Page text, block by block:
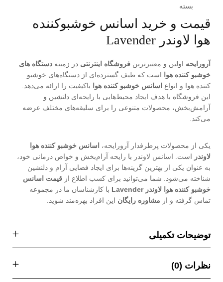
بسته
قیمت و خرید اسانس خوشبوکننده
هوا لاوندر Lavender
آرورایحه اولین و معتبرترین فروشگاه اینترنتی در زمینه دستگاه های
خوشبو کننده هوا
است که طیف گسترده‌ای از دستگاه‌های خوشبو
کننده هوا و انواع اسانس‌ خوشبو کننده هوا
باکیفیت را ارائه می‌دهد.
این فروشگاه با هدف ایجاد محیط‌هایی با رایحه‌ای دلنشین و
آرامش‌بخش، محصولات متنوعی را برای سلیقه‌های مختلف عرضه
می‌کند.
یکی از محصولات پرطرفدار آرورایحه،
اسانس خوشبو کننده هوا
لاوندر است. اسانس لاوندر با رایحه آرام‌بخش و خواص درمانی خود،
به عنوان یکی از بهترین گزینه‌ها برای ایجاد فضایی آرام و دلنشین
شناخته می‌شود. شما می‌‌‌‌‌‌‌‌‌‌‌‌‌‌‌‌توانید برای کسب اطلاع از قیمت اسانس
خوشبو کننده هوا لاوندر Lavender
با کارشناسان ما در مجموعه
تماس گرفته و از مشاوره رایگان این افراد بهره‌مند شوید.
توضیحات تکمیلی
نظرات (0)